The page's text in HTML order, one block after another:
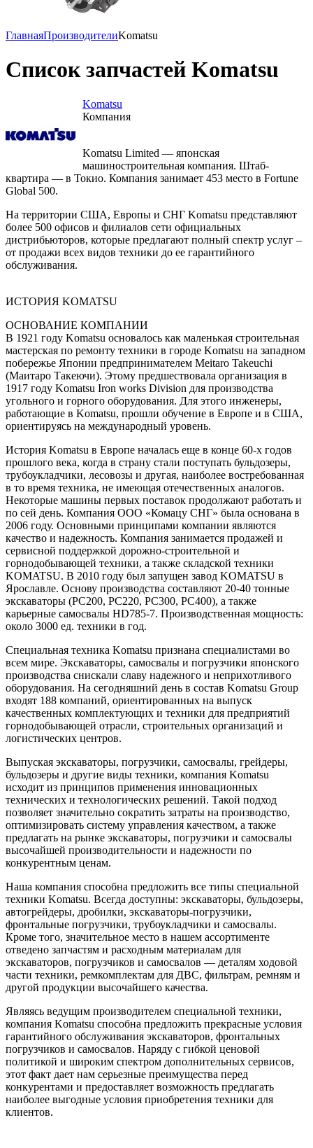
ГлавнаяПроизводителиKomatsu
Список запчастей Komatsu
Komatsu
Компания
Komatsu Limited — японская
машиностроительная компания. Штаб-
квартира — в Токио. Компания занимает 453 место в Fortune
Global 500.
На территории США, Европы и СНГ Komatsu представляют
более 500 офисов и филиалов сети официальных
дистрибьюторов, которые предлагают полный спектр услуг –
от продажи всех видов техники до ее гарантийного
обслуживания.
ИСТОРИЯ KOMATSU
ОСНОВАНИЕ КОМПАНИИ
В 1921 году Komatsu основалось как маленькая строительная
мастерская по ремонту техники в городе Komatsu на западном
побережье Японии предпринимателем Meitaro Takeuchi
(Маитаро Такеючи). Этому предшествовала организация в
1917 году Komatsu Iron works Division для производства
угольного и горного оборудования. Для этого инженеры,
работающие в Komatsu, прошли обучение в Европе и в США,
ориентируясь на международный уровень.
История Komatsu в Европе началась еще в конце 60-х годов
прошлого века, когда в страну стали поступать бульдозеры,
трубоукладчики, лесовозы и другая, наиболее востребованная
в то время техника, не имеющая отечественных аналогов.
Некоторые машины первых поставок продолжают работать и
по сей день. Компания ООО «Комацу СНГ» была основана в
2006 году. Основными принципами компании являются
качество и надежность. Компания занимается продажей и
сервисной поддержкой дорожно-строительной и
горнодобывающей техники, а также складской техники
KOMATSU. В 2010 году был запущен завод KOMATSU в
Ярославле. Основу производства составляют 20-40 тонные
экскаваторы (PC200, PC220, PC300, PC400), а также
карьерные самосвалы HD785-7. Производственная мощность:
около 3000 ед. техники в год.
Специальная техника Komatsu признана специалистами во
всем мире. Экскаваторы, самосвалы и погрузчики японского
производства снискали славу надежного и неприхотливого
оборудования. На сегодняшний день в состав Komatsu Group
входят 188 компаний, ориентированных на выпуск
качественных комплектующих и техники для предприятий
горнодобывающей отрасли, строительных организаций и
логистических центров.
Выпуская экскаваторы, погрузчики, самосвалы, грейдеры,
бульдозеры и другие виды техники, компания Komatsu
исходит из принципов применения инновационных
технических и технологических решений. Такой подход
позволяет значительно сократить затраты на производство,
оптимизировать систему управления качеством, а также
предлагать на рынке экскаваторы, погрузчики и самосвалы
высочайшей производительности и надежности по
конкурентным ценам.
Наша компания способна предложить все типы специальной
техники Komatsu. Всегда доступны: экскаваторы, бульдозеры,
автогрейдеры, дробилки, экскаваторы-погрузчики,
фронтальные погрузчики, трубоукладчики и самосвалы.
Кроме того, значительное место в нашем ассортименте
отведено запчастям и расходным материалам для
экскаваторов, погрузчиков и самосвалов — деталям ходовой
части техники, ремкомплектам для ДВС, фильтрам, ремням и
другой продукции высочайшего качества.
Являясь ведущим производителем специальной техники,
компания Komatsu способна предложить прекрасные условия
гарантийного обслуживания экскаваторов, фронтальных
погрузчиков и самосвалов. Наряду с гибкой ценовой
политикой и широким спектром дополнительных сервисов,
этот факт дает нам серьезные преимущества перед
конкурентами и предоставляет возможность предлагать
наиболее выгодные условия приобретения техники для
клиентов.